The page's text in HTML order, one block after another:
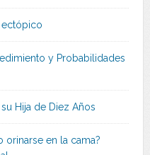
ectópico
y Probabilidades
Hija de Diez Años
orinarse en la cama?